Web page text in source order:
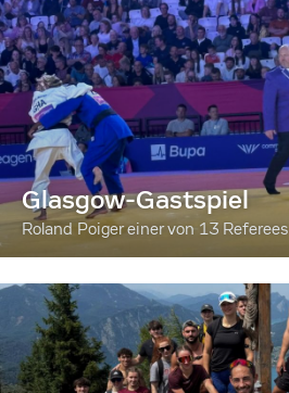
Glasgow-Gastspiel
Roland Poiger einer von 13 Referees